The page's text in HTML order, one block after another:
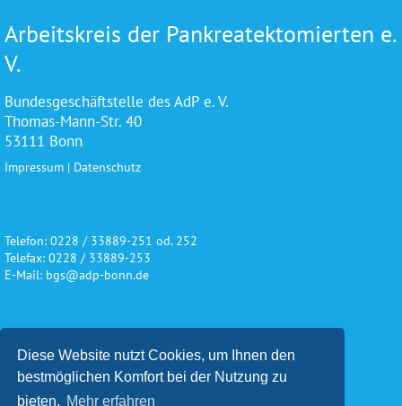
Diese Website nutzt Cookies, um Ihnen den
bestmöglichen Komfort bei der Nutzung zu
bieten. Mehr erfahren
Arbeitskreis der Pankreatektomierten e.
V.
Bundesgeschäftstelle des AdP e. V.
Thomas-Mann-Str. 40
53111 Bonn
Impressum | Datenschutz
Telefon: 0228 / 33889-251 od. 252
Telefax: 0228 / 33889-253
E-Mail: bgs@adp-bonn.de
Wir danken für die freundliche
Unterstützung und Förderung